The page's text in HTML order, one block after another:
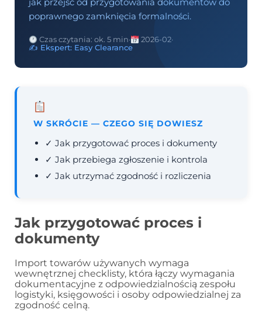
jak przejść od przygotowania dokumentów do
poprawnego zamknięcia formalności.
Czas czytania: ok. 5 min· 2026-02·
✍️ Ekspert: Easy Clearance
W SKRÓCIE — CZEGO SIĘ DOWIESZ
✓ Jak przygotować proces i dokumenty
✓ Jak przebiega zgłoszenie i kontrola
✓ Jak utrzymać zgodność i rozliczenia
Jak przygotować proces i
dokumenty
Import towarów używanych wymaga
wewnętrznej checklisty, która łączy wymagania
dokumentacyjne z odpowiedzialnością zespołu
logistyki, księgowości i osoby odpowiedzialnej za
zgodność celną.